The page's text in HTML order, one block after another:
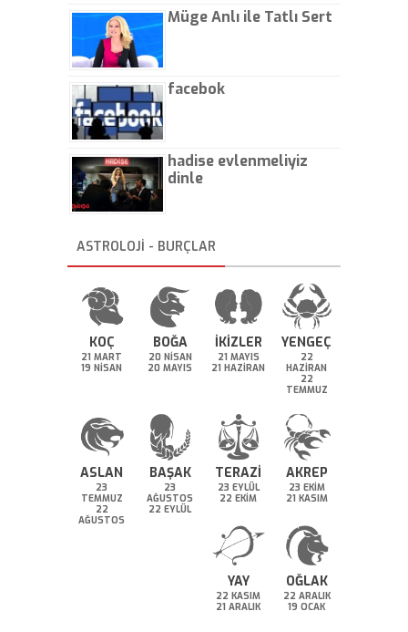
Müge Anlı ile Tatlı Sert
facebok
hadise evlenmeliyiz
dinle
ASTROLOJİ - BURÇLAR
KOÇ
21 MART
19 NİSAN
BOĞA
20 NİSAN
20 MAYIS
İKİZLER
21 MAYIS
21 HAZİRAN
YENGEÇ
22
HAZİRAN
22
TEMMUZ
ASLAN
23
TEMMUZ
22
AĞUSTOS
BAŞAK
23
AĞUSTOS
22 EYLÜL
TERAZİ
23 EYLÜL
22 EKİM
AKREP
23 EKİM
21 KASIM
YAY
22 KASIM
21 ARALIK
OĞLAK
22 ARALIK
19 OCAK